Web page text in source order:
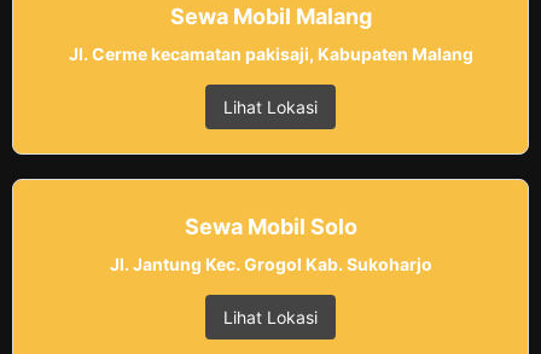
Sewa Mobil Malang
Jl. Cerme kecamatan pakisaji, Kabupaten Malang
Lihat Lokasi
Sewa Mobil Solo
Jl. Jantung Kec. Grogol Kab. Sukoharjo
Lihat Lokasi